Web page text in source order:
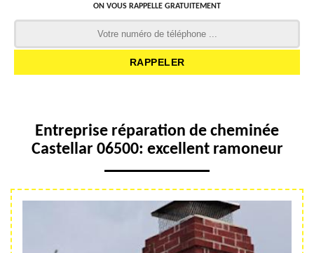
ON VOUS RAPPELLE GRATUITEMENT
Entreprise réparation de cheminée
Castellar 06500: excellent ramoneur